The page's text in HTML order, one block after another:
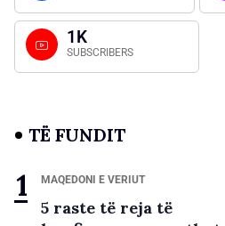
1K
SUBSCRIBERS
TË FUNDIT
MAQEDONI E VERIUT
5 raste të reja të